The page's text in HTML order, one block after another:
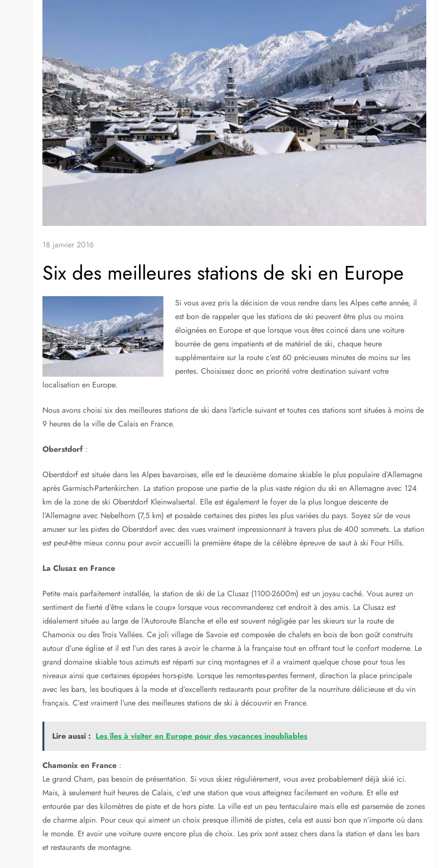
DESTINATIONS À VISITER HÉBERGEMENTS EXPATRIATION
Accueil»Lieux»Six des meilleures stations de ski en Europe
18 janvier 2016
Six des meilleures stations de ski en Europe
éloignées en Europe et que lorsque vous êtes coincé dans une voiture
bourrée de gens impatients et de matériel de ski, chaque heure
supplémentaire sur la route c’est 60 précieuses minutes de moins sur les
pentes. Choisissez donc en priorité votre destination suivant votre
localisation en Europe.
9 heures de la ville de Calais en France.
Oberstdorf:
Oberstdorf est située dans les Alpes bavaroises, elle est le deuxième domaine skiable le plus populaire d’Allemagne
après Garmisch-Partenkirchen. La station propose une partie de la plus vaste région du ski en Allemagne avec 124
km de la zone de ski Oberstdorf Kleinwalsertal. Elle est également le foyer de la plus longue descente de
l’Allemagne avec Nebelhorn (7,5 km) et possède certaines des pistes les plus variées du pays. Soyez sûr de vous
amuser sur les pistes de Oberstdorf avec des vues vraiment impressionnant à travers plus de 400 sommets. La station
est peut-être mieux connu pour avoir accueilli la première étape de la célèbre épreuve de saut à ski Four Hills.
Petite mais parfaitement installée, la station de ski de La Clusaz (1100-2600m) est un joyau caché. Vous aurez un
sentiment de fierté d’être «dans le coup» lorsque vous recommanderez cet endroit à des amis. La Clusaz est
idéalement située au large de l’Autoroute Blanche et elle est souvent négligée par les skieurs sur la route de
Chamonix ou des Trois Vallées. Ce joli village de Savoie est composée de chalets en bois de bon goût construits
autour d’une église et il est l’un des rares à avoir le charme à la française tout en offrant tout le confort moderne. Le
grand domaine skiable tous azimuts est réparti sur cinq montagnes et il a vraiment quelque chose pour tous les
niveaux ainsi que certaines épopées hors-piste. Lorsque les remontes-pentes ferment, direction la place principale
avec les bars, les boutiques à la mode et d’excellents restaurants pour profiter de la nourriture délicieuse et du vin
français. C’est vraiment l’une des meilleures stations de ski à découvrir en France.